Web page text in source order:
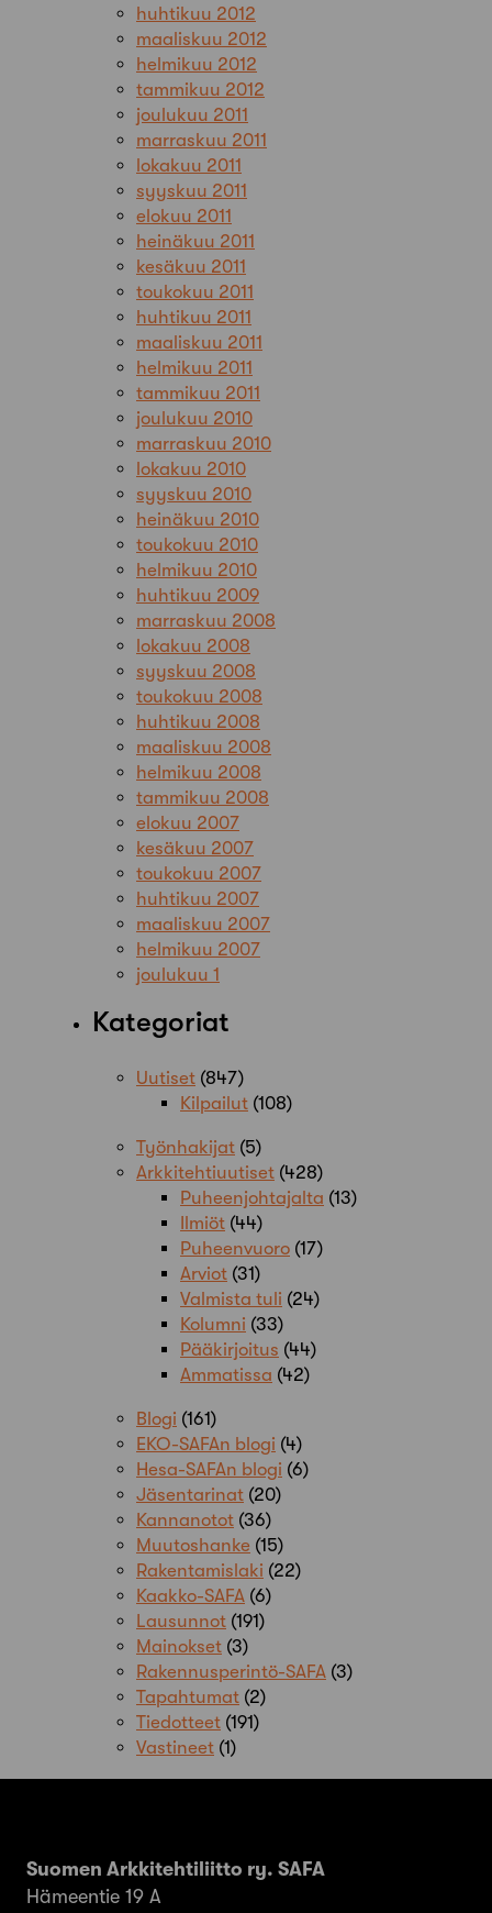
huhtikuu 2012
maaliskuu 2012
helmikuu 2012
tammikuu 2012
joulukuu 2011
marraskuu 2011
lokakuu 2011
syyskuu 2011
elokuu 2011
heinäkuu 2011
kesäkuu 2011
toukokuu 2011
huhtikuu 2011
maaliskuu 2011
helmikuu 2011
tammikuu 2011
joulukuu 2010
marraskuu 2010
lokakuu 2010
syyskuu 2010
heinäkuu 2010
toukokuu 2010
helmikuu 2010
huhtikuu 2009
marraskuu 2008
lokakuu 2008
syyskuu 2008
toukokuu 2008
huhtikuu 2008
maaliskuu 2008
helmikuu 2008
tammikuu 2008
elokuu 2007
kesäkuu 2007
toukokuu 2007
huhtikuu 2007
maaliskuu 2007
helmikuu 2007
joulukuu 1
Kategoriat
Uutiset (847)
Kilpailut (108)
Työnhakijat (5)
Arkkitehtiuutiset (428)
Puheenjohtajalta (13)
Ilmiöt (44)
Puheenvuoro (17)
Arviot (31)
Valmista tuli (24)
Kolumni (33)
Pääkirjoitus (44)
Ammatissa (42)
Blogi (161)
EKO-SAFAn blogi (4)
Hesa-SAFAn blogi (6)
Jäsentarinat (20)
Kannanotot (36)
Muutoshanke (15)
Rakentamislaki (22)
Kaakko-SAFA (6)
Lausunnot (191)
Mainokset (3)
Rakennusperintö-SAFA (3)
Tapahtumat (2)
Tiedotteet (191)
Vastineet (1)
Suomen Arkkitehtiliitto ry. SAFA
Hämeentie 19 A